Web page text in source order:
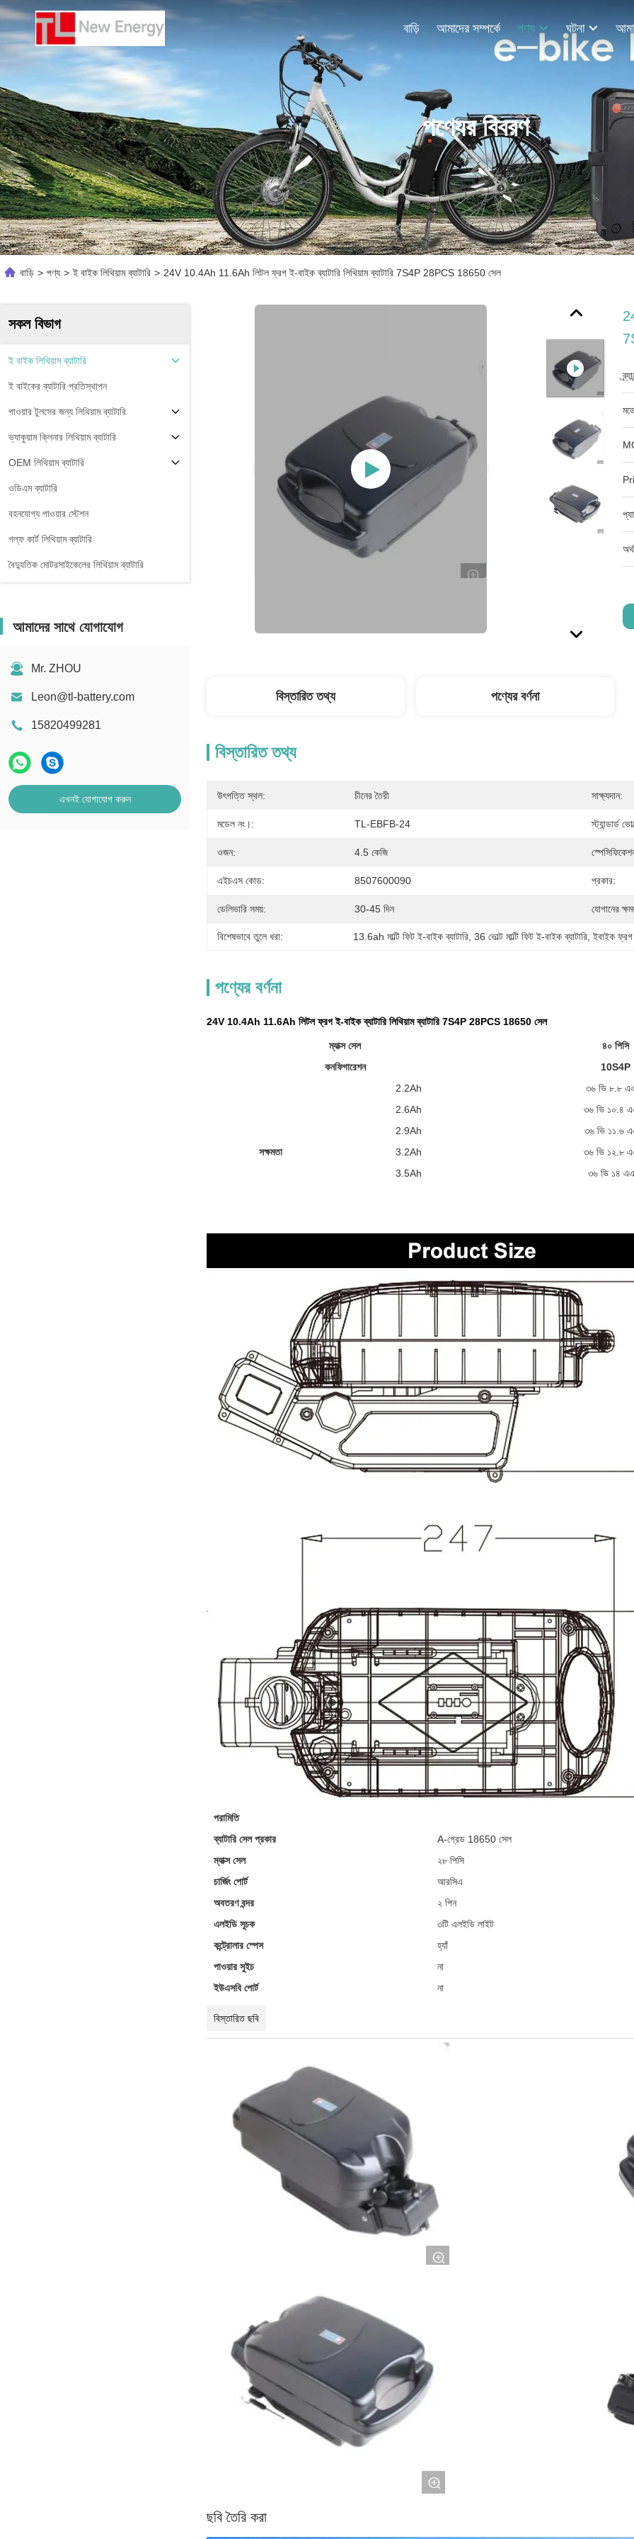
বাড়ি আমাদের সম্পর্কে পণ্য ঘটনা
পণ্যের বিবরণ
বাড়ি > পণ্য > ই বাইক লিথিয়াম ব্যাটারি > 24V 10.4Ah 11.6Ah লিটল ফ্রগ ই-বাইক ব্যাটারি লিথিয়াম ব্যাটারি 7S4P 28PCS 18650 সেল
সকল বিভাগ
ই বাইক লিথিয়াম ব্যাটারি
ই বাইকের ব্যাটারি প্রতিস্থাপন
পাওয়ার টুলসের জন্য লিথিয়াম ব্যাটারি
ভ্যাকুয়াম ক্লিনার লিথিয়াম ব্যাটারি
OEM লিথিয়াম ব্যাটারি
ওডিএম ব্যাটারি
বহনযোগ্য পাওয়ার স্টেশন
গল্ফ কার্ট লিথিয়াম ব্যাটারি
বৈদ্যুতিক মোটরসাইকেলের লিথিয়াম ব্যাটারি
আমাদের সাথে যোগাযোগ
Mr. ZHOU
Leon@tl-battery.com
15820499281
এখনই যোগাযোগ করুন
বিস্তারিত তথ্য পণ্যের বর্ণনা
বিস্তারিত তথ্য
উৎপত্তি স্থল: চীনের তৈরী সাক্ষ্যদান:
মডেল নং।: TL-EBFB-24 স্ট্যান্ডার্ড
ওজন: 4.5 কেজি
এইচএস কোড: 8507600090 প্রকার:
ডেলিভারি সময়: 30-45 দিন যোগানের
বিশেষভাবে তুলে ধরা: 13.6ah মাল্টি ফিট ই-বাইক ব্যাটারি , 36 ভোল্ট মাল্টি ফিট ই-বাইক ব্যাটারি , ইবাইক ফ্রগ
পণ্যের বর্ণনা
24V 10.4Ah 11.6Ah লিটল ফ্রগ ই-বাইক ব্যাটারি লিথিয়াম ব্যাটারি 7S4P 28PCS 18650 সেল
ম্যাক্স সেল
৪০ পিসি
কনফিগারেশন
10S4P
সক্ষমতা
2.2Ah
৩৬ ভি ৮.৮
2.6Ah
৩৬ ভি ১০.৪
2.9Ah
৩৬ ভি ১১.৬
3.2Ah
৩৬ ভি ১২.৮
3.5Ah
৩৬ ভি ১৪
পরামিতি
ব্যাটারি সেল প্রকার
A-গ্রেড 18650 সেল
ম্যাক্স সেল
২৮ পিসি
চার্জিং পোর্ট
আরসিএ
অবতরণ বন্দর
২ পিন
এলইডি সূচক
৩টি এলইডি লাইট
কন্ট্রোলার স্পেস
হ্যাঁ
পাওয়ার সুইচ
না
ইউএসবি পোর্ট
না
বিস্তারিত ছবি
ছবি তৈরি করা